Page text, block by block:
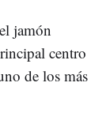
jamón
centro
de los más